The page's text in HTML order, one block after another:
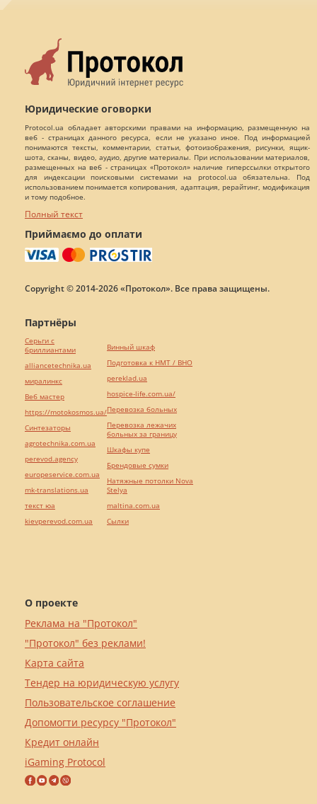
Юридические оговорки
Protocol.ua обладает авторскими правами на информацию, размещенную на
веб - страницах данного ресурса, если не указано иное. Под информацией
понимаются тексты, комментарии, статьи, фотоизображения, рисунки, ящик-
шота, сканы, видео, аудио, другие материалы. При использовании материалов,
размещенных на веб - страницах «Протокол» наличие гиперссылки открытого
для индексации поисковыми системами на protocol.ua обязательна. Под
использованием понимается копирования, адаптация, рерайтинг, модификация
и тому подобное.
Полный текст
Приймаємо до оплати
Copyright © 2014-2026 «Протокол». Все права защищены.
О проекте
Реклама на "Протокол"
"Протокол" без реклами!
Карта сайта
Тендер на юридическую услугу
Пользовательское соглашение
Допомогти ресурсу "Протокол"
Кредит онлайн
iGaming Protocol
Партнёры
Серьги с
бриллиантами
alliancetechnika.ua
миралинкс
Веб мастер
https://motokosmos.ua/
Синтезаторы
agrotechnika.com.ua
perevod.agency
europeservice.com.ua
mk-translations.ua
текст юа
kievperevod.com.ua
Винный шкаф
Подготовка к НМТ / ВНО
pereklad.ua
hospice-life.com.ua/
Перевозка больных
Перевозка лежачих
больных за границу
Шкафы купе
Брендовые сумки
Натяжные потолки Nova
Stelya
maltina.com.ua
Cылки